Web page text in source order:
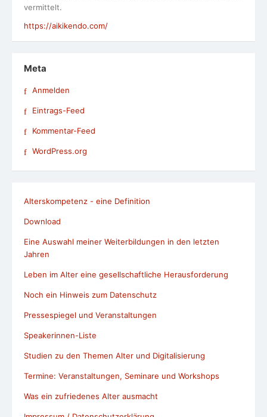
vermittelt.
https://aikikendo.com/
Meta
Anmelden
Eintrags-Feed
Kommentar-Feed
WordPress.org
Alterskompetenz - eine Definition
Download
Eine Auswahl meiner Weiterbildungen in den letzten
Jahren
Leben im Alter eine gesellschaftliche Herausforderung
Noch ein Hinweis zum Datenschutz
Pressespiegel und Veranstaltungen
Speakerinnen-Liste
Studien zu den Themen Alter und Digitalisierung
Termine: Veranstaltungen, Seminare und Workshops
Was ein zufriedenes Alter ausmacht